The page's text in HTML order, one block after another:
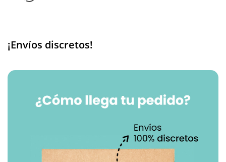
¡Envíos discretos!